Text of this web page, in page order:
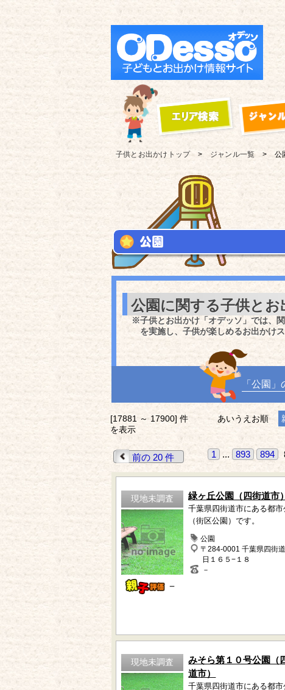
子供とお出かけ トップ ジャンル一覧 公
公園に関する子供とお
※子供とお出かけ「オデッソ」では、
を実施し、子供が楽しめるお出かけ
「公園」
[17881 ～ 17900] 件
を表示
あいうえお順
前の 20 件 1 ... 893 894
現地未調査
－
緑ヶ丘公園（四街道市）
千葉県四街道市にある都市
（街区公園）です。
公園
〒284-0001 千葉県四街
日１６５−１８
－
現地未調査
みそら第１０号公園（
道市）
千葉県四街道市にある都市